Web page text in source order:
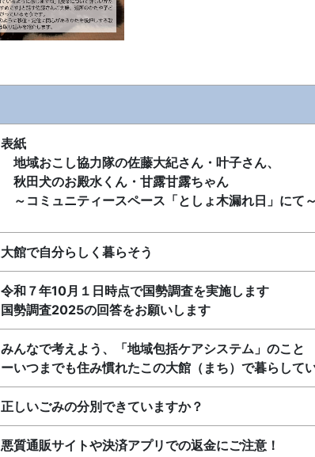
表紙
地域おこし協力隊の佐藤大紀さん・叶子さん、
秋田犬のお殿水くん・甘露甘露ちゃん
～コミュニティースペース「としょ木漏れ日」にて～
大館で自分らしく暮らそう
令和７年10月１日時点で国勢調査を実施します
国勢調査2025の回答をお願いします
みんなで考えよう、「地域包括ケアシステム」のこと
ーいつまでも住み慣れたこの大館（まち）で暮らして
正しいごみの分別できていますか？
悪質通販サイトや決済アプリでの返金にご注意！